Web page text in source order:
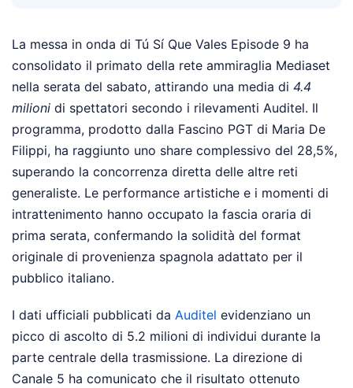
La messa in onda di Tú Sí Que Vales Episode 9 ha
consolidato il primato della rete ammiraglia Mediaset
nella serata del sabato, attirando una media di 4.4
milioni di spettatori secondo i rilevamenti Auditel. Il
programma, prodotto dalla Fascino PGT di Maria De
Filippi, ha raggiunto uno share complessivo del 28,5%,
superando la concorrenza diretta delle altre reti
generaliste. Le performance artistiche e i momenti di
intrattenimento hanno occupato la fascia oraria di
prima serata, confermando la solidità del format
originale di provenienza spagnola adattato per il
pubblico italiano.
I dati ufficiali pubblicati da Auditel evidenziano un
picco di ascolto di 5.2 milioni di individui durante la
parte centrale della trasmissione. La direzione di
Canale 5 ha comunicato che il risultato ottenuto